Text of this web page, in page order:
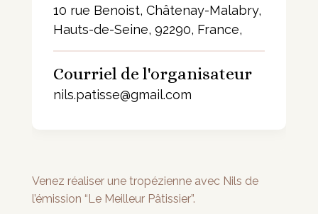
10 rue Benoist, Châtenay-Malabry,
Hauts-de-Seine, 92290, France,
Courriel de l'organisateur
nils.patisse@gmail.com
Venez réaliser une tropézienne avec Nils de
l’émission “Le Meilleur Pâtissier”.